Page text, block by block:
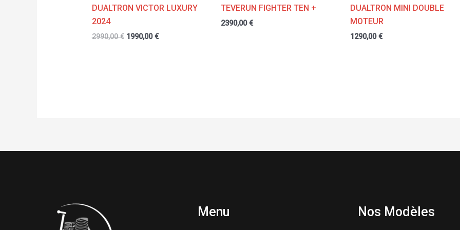
DUALTRON VICTOR LUXURY
2024
2990,00€ 1990,00€
TEVERUN FIGHTER TEN +
2390,00€
DUALTRON MINI DOUBLE
MOTEUR
1290,00€
Menu Nos Modèles